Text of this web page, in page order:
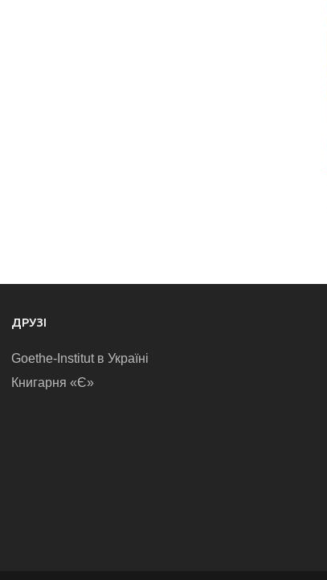
ДРУЗІ
Goethe-Institut в Україні
Книгарня «Є»